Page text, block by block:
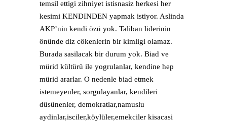
temsil ettigi zihniyet istisnasiz herkesi her
kesimi KENDINDEN yapmak istiyor. Aslinda
AKP’nin kendi özü yok. Taliban liderinin
önünde diz cökenlerin bir kimligi olamaz.
Burada sasilacak bir durum yok. Biad ve
mürid kültürü ile yogrulanlar, kendine hep
mürid ararlar. O nedenle biad etmek
istemeyenler, sorgulayanlar, kendileri
düsünenler, demokratlar,namuslu
aydinlar,isciler,köylüler,emekciler kisacasi